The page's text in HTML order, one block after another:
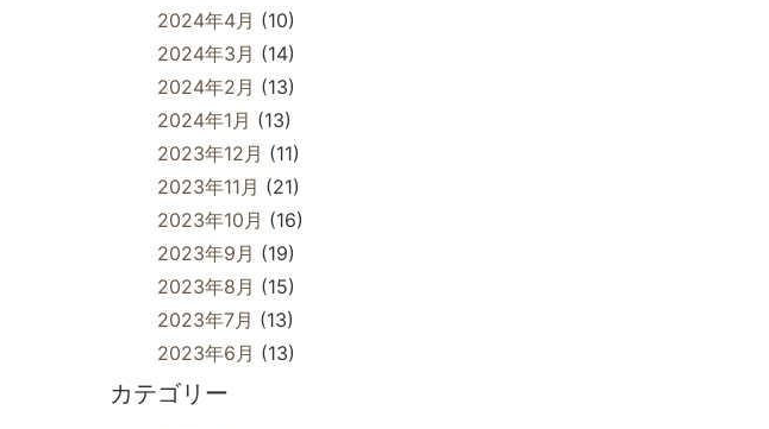
2024年4月 (10)
2024年3月 (14)
2024年2月 (13)
2024年1月 (13)
2023年12月 (11)
2023年11月 (21)
2023年10月 (16)
2023年9月 (19)
2023年8月 (15)
2023年7月 (13)
2023年6月 (13)
カテゴリー